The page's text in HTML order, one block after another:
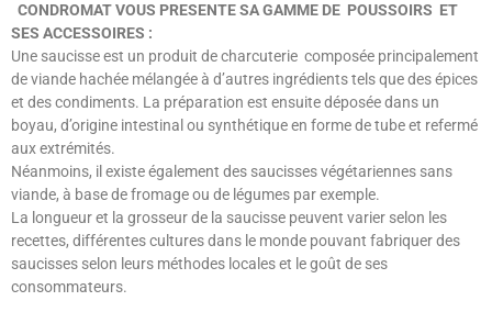
CONDROMAT VOUS PRESENTE SA GAMME DE POUSSOIRS ET
SES ACCESSOIRES :
Une saucisse est un produit de charcuterie composée principalement
de viande hachée mélangée à d’autres ingrédients tels que des épices
et des condiments. La préparation est ensuite déposée dans un
boyau, d’origine intestinal ou synthétique en forme de tube et refermé
aux extrémités.
Néanmoins, il existe également des saucisses végétariennes sans
viande, à base de fromage ou de légumes par exemple.
La longueur et la grosseur de la saucisse peuvent varier selon les
recettes, différentes cultures dans le monde pouvant fabriquer des
saucisses selon leurs méthodes locales et le goût de ses
consommateurs.